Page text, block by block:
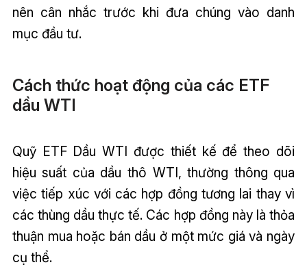
nên cân nhắc trước khi đưa chúng vào danh
mục đầu tư.
Cách thức hoạt động của các ETF
dầu WTI
Quỹ ETF Dầu WTI được thiết kế để theo dõi
hiệu suất của dầu thô WTI, thường thông qua
việc tiếp xúc với các hợp đồng tương lai thay vì
các thùng dầu thực tế. Các hợp đồng này là thỏa
thuận mua hoặc bán dầu ở một mức giá và ngày
cụ thể.